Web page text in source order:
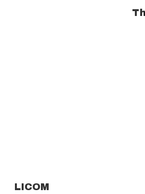
LICOM